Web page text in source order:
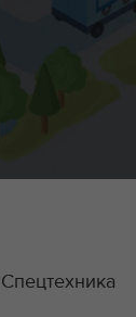
Спецтехника